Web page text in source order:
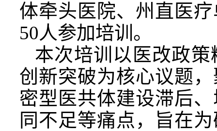
体牵头医院、州直医
50人参加培训。
本次培训以医改政
创新突破为核心议题
密型医共体建设滞后
同不足等痛点，旨在